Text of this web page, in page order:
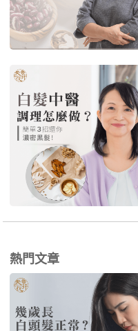
熱門文章